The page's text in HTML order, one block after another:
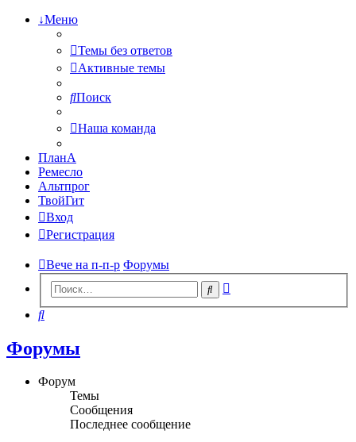
↓Меню
Темы без ответов
Активные темы
Поиск
Наша команда
ПланА
Ремесло
Альтпрог
ТвойГит
Вход
Регистрация
Вече на п-п-р Форумы
Поиск
Поиск
Форумы
Форум
Темы
Сообщения
Последнее сообщение